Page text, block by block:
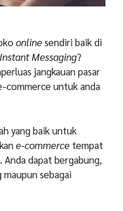
onlinesendiri baik di
Instant Messaging?
jangkauan pasar
commerce untuk anda
yang baik untuk
e-commerce tempat
Anda dapat bergabung,
maupun sebagai